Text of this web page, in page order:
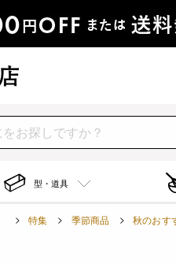
型・道具
特集 季節商品 秋のおす